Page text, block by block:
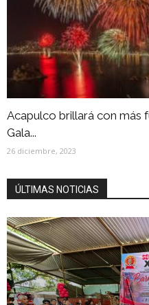
Acapulco brillará con más
Gala...
26 diciembre, 2023
ÚLTIMAS NOTICIAS